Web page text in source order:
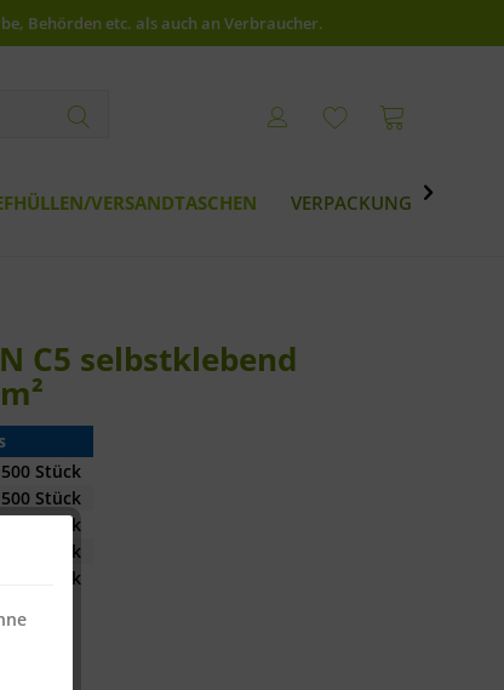
Behörden etc. als auch an Verbraucher.
VERSANDTASCHEN VERPACKUNG 
C5 selbstklebend
Stück
Stück
500 Stück
500 Stück
500 Stück